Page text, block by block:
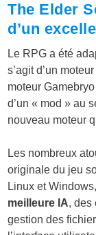
The Elder
d’un
Le RPG a été
s’agit d’un
moteur
d’un « mod » au
nouveau moteur
Les nombreux
originale du jeu
Linux et
meilleure IA, des
gestion des